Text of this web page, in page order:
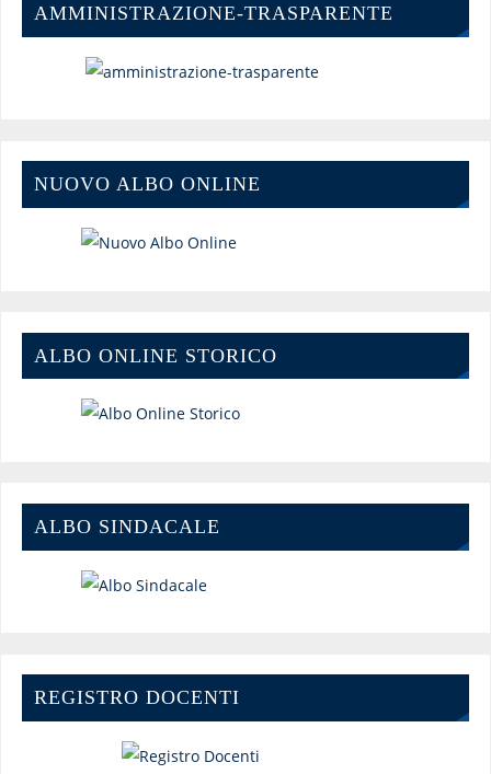
AMMINISTRAZIONE-TRASPARENTE
NUOVO ALBO ONLINE
ALBO ONLINE STORICO
ALBO SINDACALE
REGISTRO DOCENTI